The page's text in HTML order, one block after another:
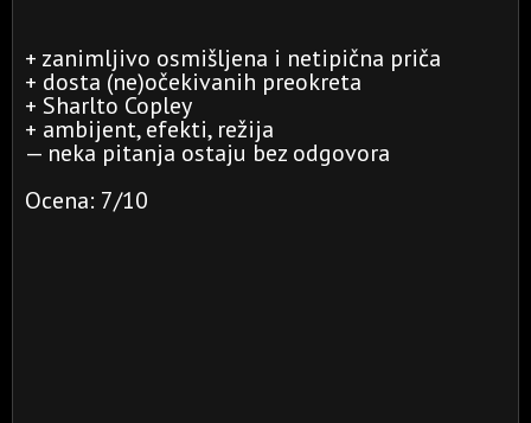
+ zanimljivo osmišljena i netipična priča
+ dosta (ne)očekivanih preokreta
+ Sharlto Copley
+ ambijent, efekti, režija
— neka pitanja ostaju bez odgovora
Ocena: 7/10